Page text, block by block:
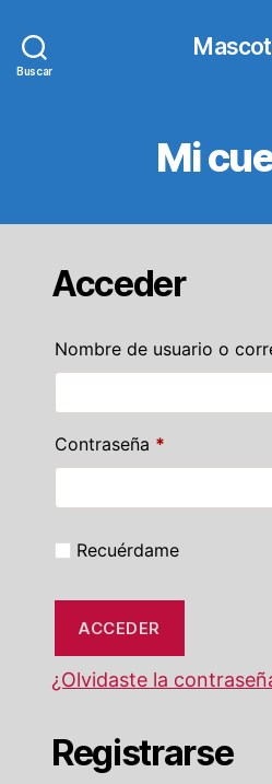
Buscar
Mi
Acceder
Nombre de usuario o
Contraseña *Obligatorio
Recuérdame
ACCEDER
¿Olvidaste la
Registrarse